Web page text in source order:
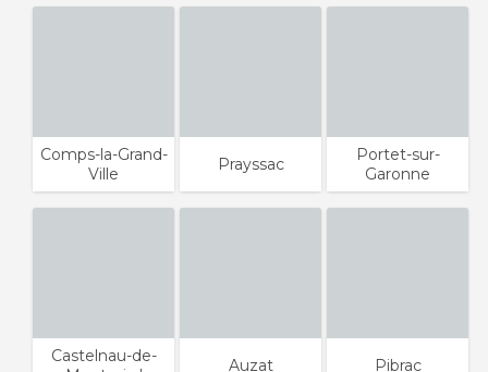
Comps-la-Grand-
Ville
Prayssac
Portet-sur-
Garonne
Castelnau-de-
Auzat Pibrac